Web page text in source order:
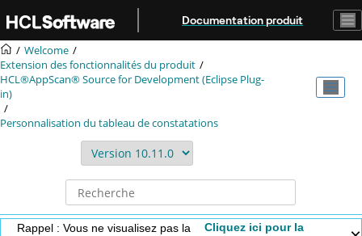
Aller au contenu principal
Documentation produit
Welcome
Extension des fonctionnalités du produit
HCL®AppScan® Source for Development (Eclipse Plug-
in)
Personnalisation du tableau de constatations
Rappel : Vous ne visualisez pas la
Cliquez ici pour la